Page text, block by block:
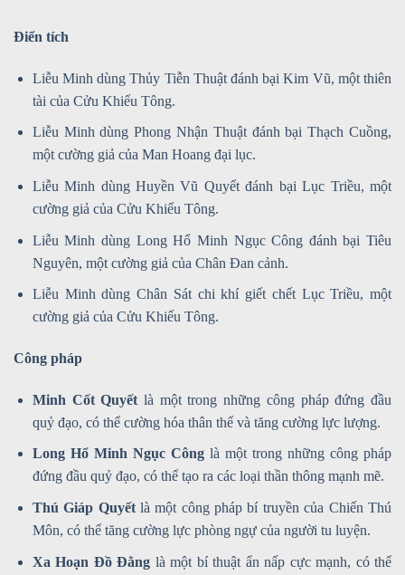
Điển tích
Liễu Minh dùng Thủy Tiễn Thuật đánh bại Kim Vũ, một thiên
tài của Cửu Khiếu Tông.
Liễu Minh dùng Phong Nhận Thuật đánh bại Thạch Cuồng,
một cường giả của Man Hoang đại lục.
Liễu Minh dùng Huyền Vũ Quyết đánh bại Lục Triều, một
cường giả của Cửu Khiếu Tông.
Liễu Minh dùng Long Hổ Minh Ngục Công đánh bại Tiêu
Nguyên, một cường giả của Chân Đan cảnh.
Liễu Minh dùng Chân Sát chi khí giết chết Lục Triều, một
cường giả của Cửu Khiếu Tông.
Công pháp
Minh Cốt Quyết là một trong những công pháp đứng đầu
quỷ đạo, có thể cường hóa thân thể và tăng cường lực lượng.
Long Hổ Minh Ngục Cônglà một trong những công pháp
đứng đầu quỷ đạo, có thể tạo ra các loại thần thông mạnh mẽ.
Thú Giáp Quyếtlà một công pháp bí truyền của Chiến Thú
Môn, có thể tăng cường lực phòng ngự của người tu luyện.
Xa Hoạn Đồ Đằng là một bí thuật ẩn nấp cực mạnh, có thể